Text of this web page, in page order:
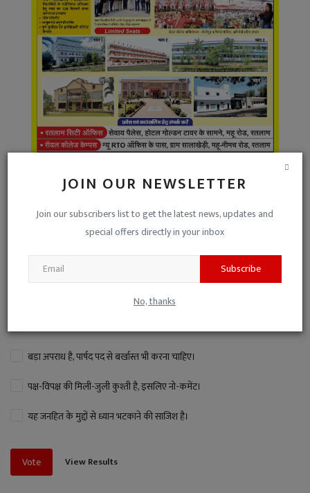
JOIN OUR NEWSLETTER
Join our subscribers list to get the latest news, updates and
special offers directly in your inbox
Subscribe
No, thanks
VOTING POLL
राष्ट्रदोही कहने वाले कांग्रेस पार्षद सलीम बागवान को सदन से बाहर कर दिया गया है,
उनके विरुद्ध FIR भी दर्ज हुई है। इस पर आपकी क्या राय है ?
पार्षद ने गलत किया है, इसलिए यह कार्रवाई उचित है।
बड़ा अपराध है, पार्षद पद से बर्खास्त भी करना चाहिए।
पक्ष-विपक्ष की मिली-जुली कुश्ती है, इसलिए नो-कमेंट।
यह जनहित के मुद्दों से ध्यान भटकाने की साजिश है।
Vote View Results